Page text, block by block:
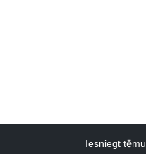
Iesniegt tēmu